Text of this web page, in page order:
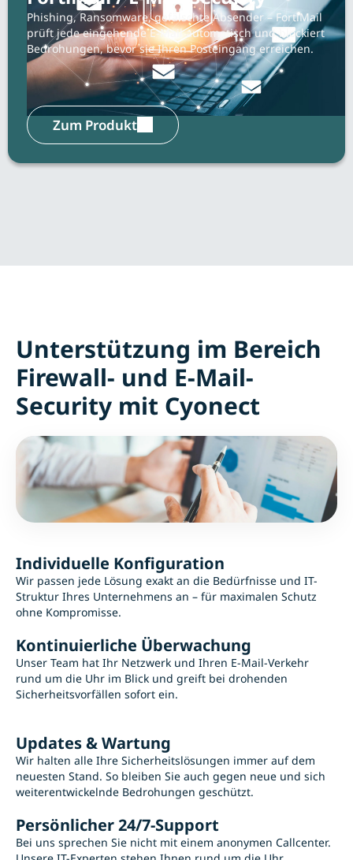
Phishing, Ransomware, gefälschte Absender – FortiMail
prüft jede eingehende E-Mail automatisch und blockiert
Bedrohungen, bevor sie Ihren Posteingang erreichen.
Zum Produkt
Unterstützung im Bereich
Firewall- und E-Mail-
Security mit Cyonect
Individuelle Konfiguration
Wir passen jede Lösung exakt an die Bedürfnisse und IT-
Struktur Ihres Unternehmens an – für maximalen Schutz
ohne Kompromisse.
Kontinuierliche Überwachung
Unser Team hat Ihr Netzwerk und Ihren E-Mail-Verkehr
rund um die Uhr im Blick und greift bei drohenden
Sicherheitsvorfällen sofort ein.
Updates & Wartung
Wir halten alle Ihre Sicherheitslösungen immer auf dem
neuesten Stand. So bleiben Sie auch gegen neue und sich
weiterentwickelnde Bedrohungen geschützt.
Persönlicher 24/7-Support
Bei uns sprechen Sie nicht mit einem anonymen Callcenter.